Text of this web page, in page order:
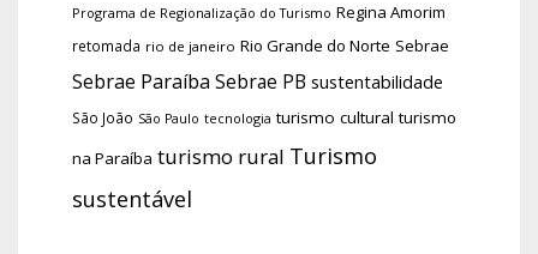
Programa de Regionalização do Turismo Regina Amorim
retomada rio de janeiro Rio Grande do Norte Sebrae
Sebrae Paraíba Sebrae PB sustentabilidade
São João São Paulo tecnologia turismo cultural turismo
na Paraíba turismo rural Turismo
sustentável